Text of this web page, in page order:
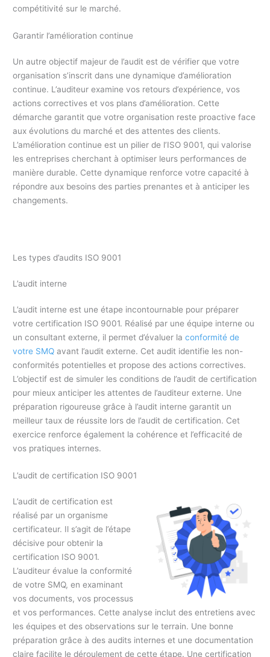
compétitivité sur le marché.
Garantir l’amélioration continue
Un autre objectif majeur de l’audit est de vérifier que votre
organisation s’inscrit dans une dynamique d’amélioration
continue. L’auditeur examine vos retours d’expérience, vos
actions correctives et vos plans d’amélioration. Cette
démarche garantit que votre organisation reste proactive face
aux évolutions du marché et des attentes des clients.
L’amélioration continue est un pilier de l’ISO 9001, qui valorise
les entreprises cherchant à optimiser leurs performances de
manière durable. Cette dynamique renforce votre capacité à
répondre aux besoins des parties prenantes et à anticiper les
changements.
Les types d’audits ISO 9001
L’audit interne
L’audit interne est une étape incontournable pour préparer
votre certification ISO 9001. Réalisé par une équipe interne ou
un consultant externe, il permet d’évaluer laconformité de
votre SMQ avant l’audit externe. Cet audit identifie les non-
conformités potentielles et propose des actions correctives.
L’objectif est de simuler les conditions de l’audit de certification
pour mieux anticiper les attentes de l’auditeur externe. Une
préparation rigoureuse grâce à l’audit interne garantit un
meilleur taux de réussite lors de l’audit de certification. Cet
exercice renforce également la cohérence et l’efficacité de
vos pratiques internes.
L’audit de certification ISO 9001
L’audit de certification est
réalisé par un organisme
certificateur. Il s’agit de l’étape
décisive pour obtenir la
certification ISO 9001.
L’auditeur évalue la conformité
de votre SMQ, en examinant
vos documents, vos processus
et vos performances. Cette analyse inclut des entretiens avec
les équipes et des observations sur le terrain. Une bonne
préparation grâce à des audits internes et une documentation
claire facilite le déroulement de cette étape. Une certification